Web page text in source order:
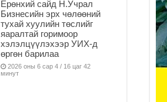
Ерөнхий сайд Н.Учрал
Бизнесийн эрх чөлөөний
тухай хуулийн төслийг
яаралтай горимоор
хэлэлцүүлэхээр УИХ-д
өргөн барилаа
2026 оны 6 сар 4 / 16 цаг 42
минут